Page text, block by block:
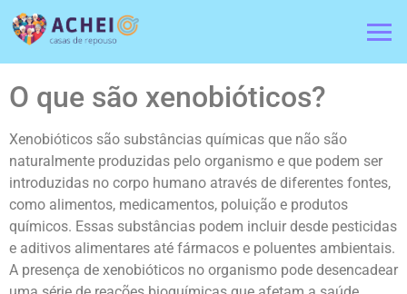
O que são xenobióticos?
Xenobióticos são substâncias químicas que não são
naturalmente produzidas pelo organismo e que podem ser
introduzidas no corpo humano através de diferentes fontes,
como alimentos, medicamentos, poluição e produtos
químicos. Essas substâncias podem incluir desde pesticidas
e aditivos alimentares até fármacos e poluentes ambientais.
A presença de xenobióticos no organismo pode desencadear